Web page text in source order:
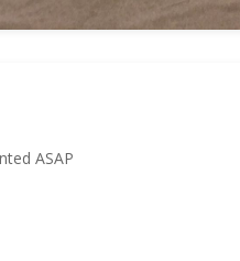
ASAP